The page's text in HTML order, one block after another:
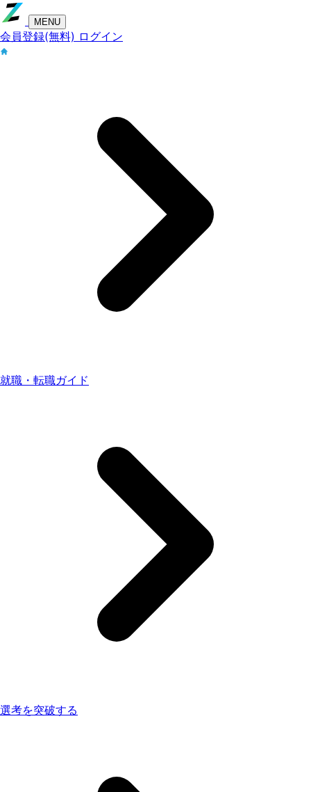
MENU
会員登録(無料) ログイン
就職・転職ガイド
選考を突破する